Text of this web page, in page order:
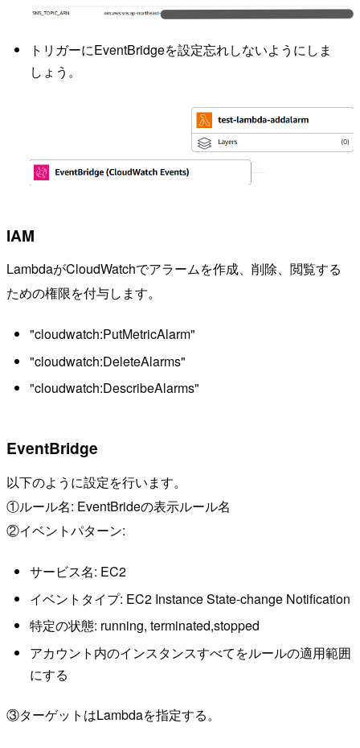
トリガーにEventBridgeを設定忘れしないようにしま
しょう。
IAM
LambdaがCloudWatchでアラームを作成、削除、閲覧する
ための権限を付与します。
"cloudwatch:PutMetricAlarm"
"cloudwatch:DeleteAlarms"
"cloudwatch:DescribeAlarms"
EventBridge
以下のように設定を行います。
①ルール名: EventBrideの表示ルール名
②イベントパターン:
サービス名: EC2
イベントタイプ: EC2 Instance State-change Notification
特定の状態: running, terminated,stopped
アカウント内のインスタンスすべてをルールの適用範囲
にする
③ターゲットはLambdaを指定する。